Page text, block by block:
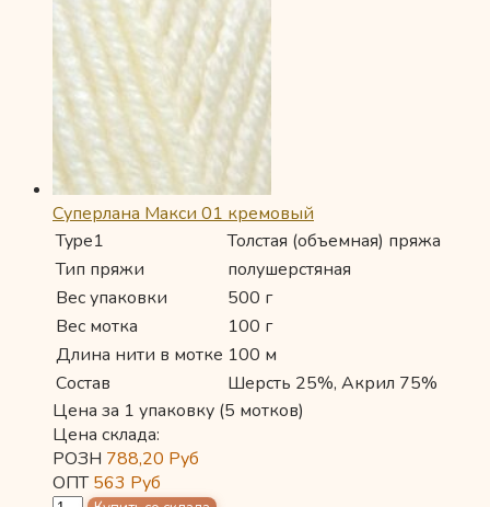
Суперлана Макси 01 кремовый
Type1
Толстая (объемная) пряжа
Тип пряжи
полушерстяная
Вес упаковки
500 г
Вес мотка
100 г
Длина нити в мотке 100 м
Состав
Шерсть 25%, Акрил 75%
Цена за 1 упаковку (5 мотков)
Цена склада:
РОЗН 788,20 Руб
ОПТ563 Руб